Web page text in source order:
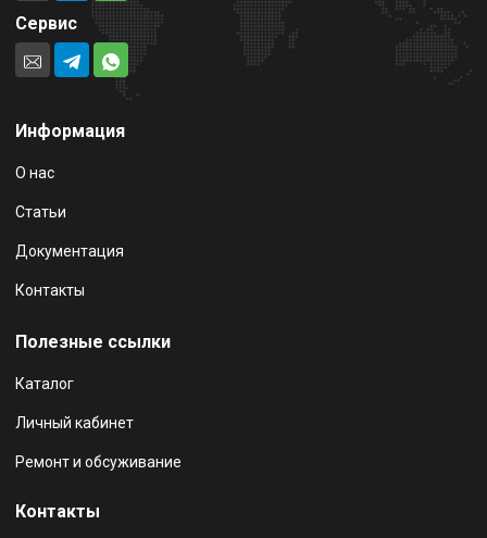
Сервис
Информация
О нас
Статьи
Документация
Контакты
Полезные ссылки
Каталог
Личный кабинет
Ремонт и обсуживание
Контакты